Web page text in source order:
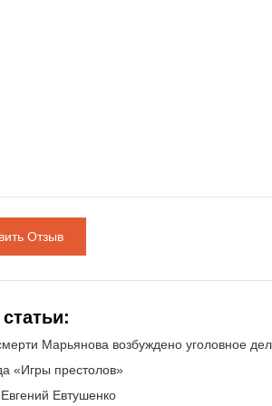
Отзыв
Марьянова возбуждено уголовное
«Игры престолов»
Евтушенко